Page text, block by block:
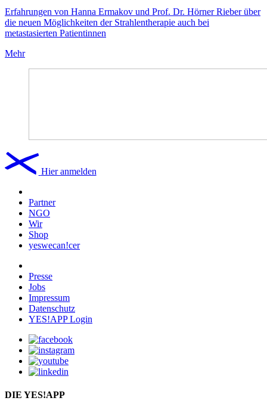
Erfahrungen von Hanna Ermakov und Prof. Dr. Hörner Rieber über
die neuen Möglichkeiten der Strahlentherapie auch bei
metastasierten Patientinnen
Mehr
Hier anmelden
Partner
NGO
Wir
Shop
yeswecan!cer
Presse
Jobs
Impressum
Datenschutz
YES!APP Login
DIE YES!APP